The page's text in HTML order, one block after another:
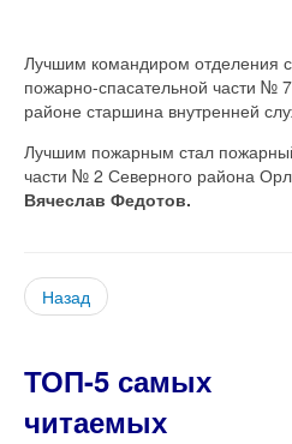
Лучшим командиром отделения
пожарно-спасательной части №
районе старшина внутренней
Лучшим пожарным стал
части № 2 Северного района
Вячеслав Федотов.
Назад
ТОП-5 самых
читаемых